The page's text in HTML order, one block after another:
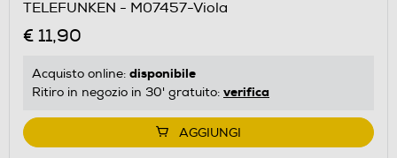
TELEFUNKEN - M07457-Viola
€ 11,90
Acquisto online: disponibile
Ritiro in negozio in 30' gratuito: verifica
AGGIUNGI